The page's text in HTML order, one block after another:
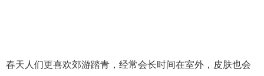
春天人们更喜欢郊游踏青，经常会长时间在室外，皮肤也会